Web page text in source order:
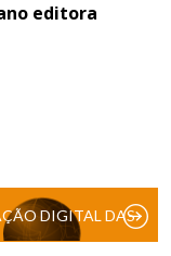
editora
DIGITAL DAS